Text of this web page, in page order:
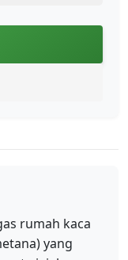
rumah kaca
yang